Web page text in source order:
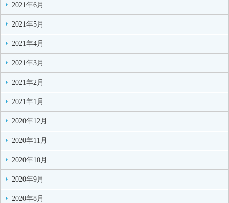
2021年6月
2021年5月
2021年4月
2021年3月
2021年2月
2021年1月
2020年12月
2020年11月
2020年10月
2020年9月
2020年8月